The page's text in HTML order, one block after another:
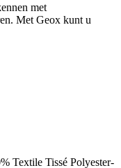
met
Met Geox kunt u
Textile Tissé Polyester-